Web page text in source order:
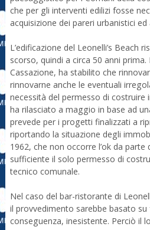
che per gli interventi edilizi fosse
acquisizione dei pareri urbanistici ed
L’edificazione del Leonelli’s Beach
scorso, quindi a circa 50 anni prima.
Cassazione, ha stabilito che
rinnovarne anche le eventuali
necessità del permesso di costruire
ha rilasciato a maggio in base ad
prevede per i progetti finalizzati a
riportando la situazione degli
1962, che non occorre l’ok da
sufficiente il solo permesso di
tecnico comunale.
Nel caso del bar-ristorante di
il provvedimento sarebbe basato su
conseguenza, inesistente. Perciò il